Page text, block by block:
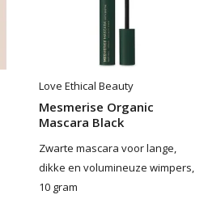
Love Ethical Beauty
Mesmerise Organic
Mascara Black
Zwarte mascara voor lange,
dikke en volumineuze wimpers,
10 gram